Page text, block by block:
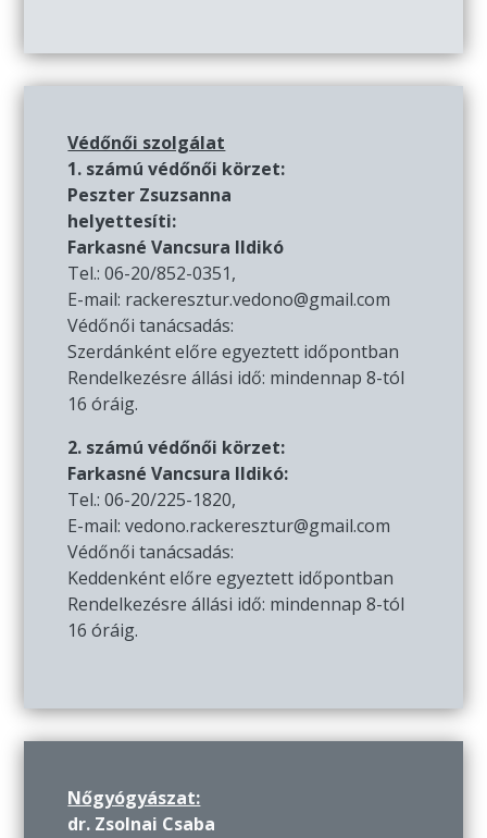
Védőnői szolgálat
1. számú védőnői körzet:
Peszter Zsuzsanna
helyettesíti:
Farkasné Vancsura Ildikó
Tel.: 06-20/852-0351,
E-mail: rackeresztur.vedono@gmail.com
Védőnői tanácsadás:
Szerdánként előre egyeztett időpontban
Rendelkezésre állási idő: mindennap 8-tól
16 óráig.
2. számú védőnői körzet:
Farkasné Vancsura Ildikó:
Tel.: 06-20/225-1820,
E-mail: vedono.rackeresztur@gmail.com
Védőnői tanácsadás:
Keddenként előre egyeztett időpontban
Rendelkezésre állási idő: mindennap 8-tól
16 óráig.
Nőgyógyászat:
dr. Zsolnai Csaba